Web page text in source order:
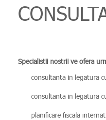
Specialistii nostrii ve ofera
consultanta in legatura
consultanta in legatura
planificare fiscala